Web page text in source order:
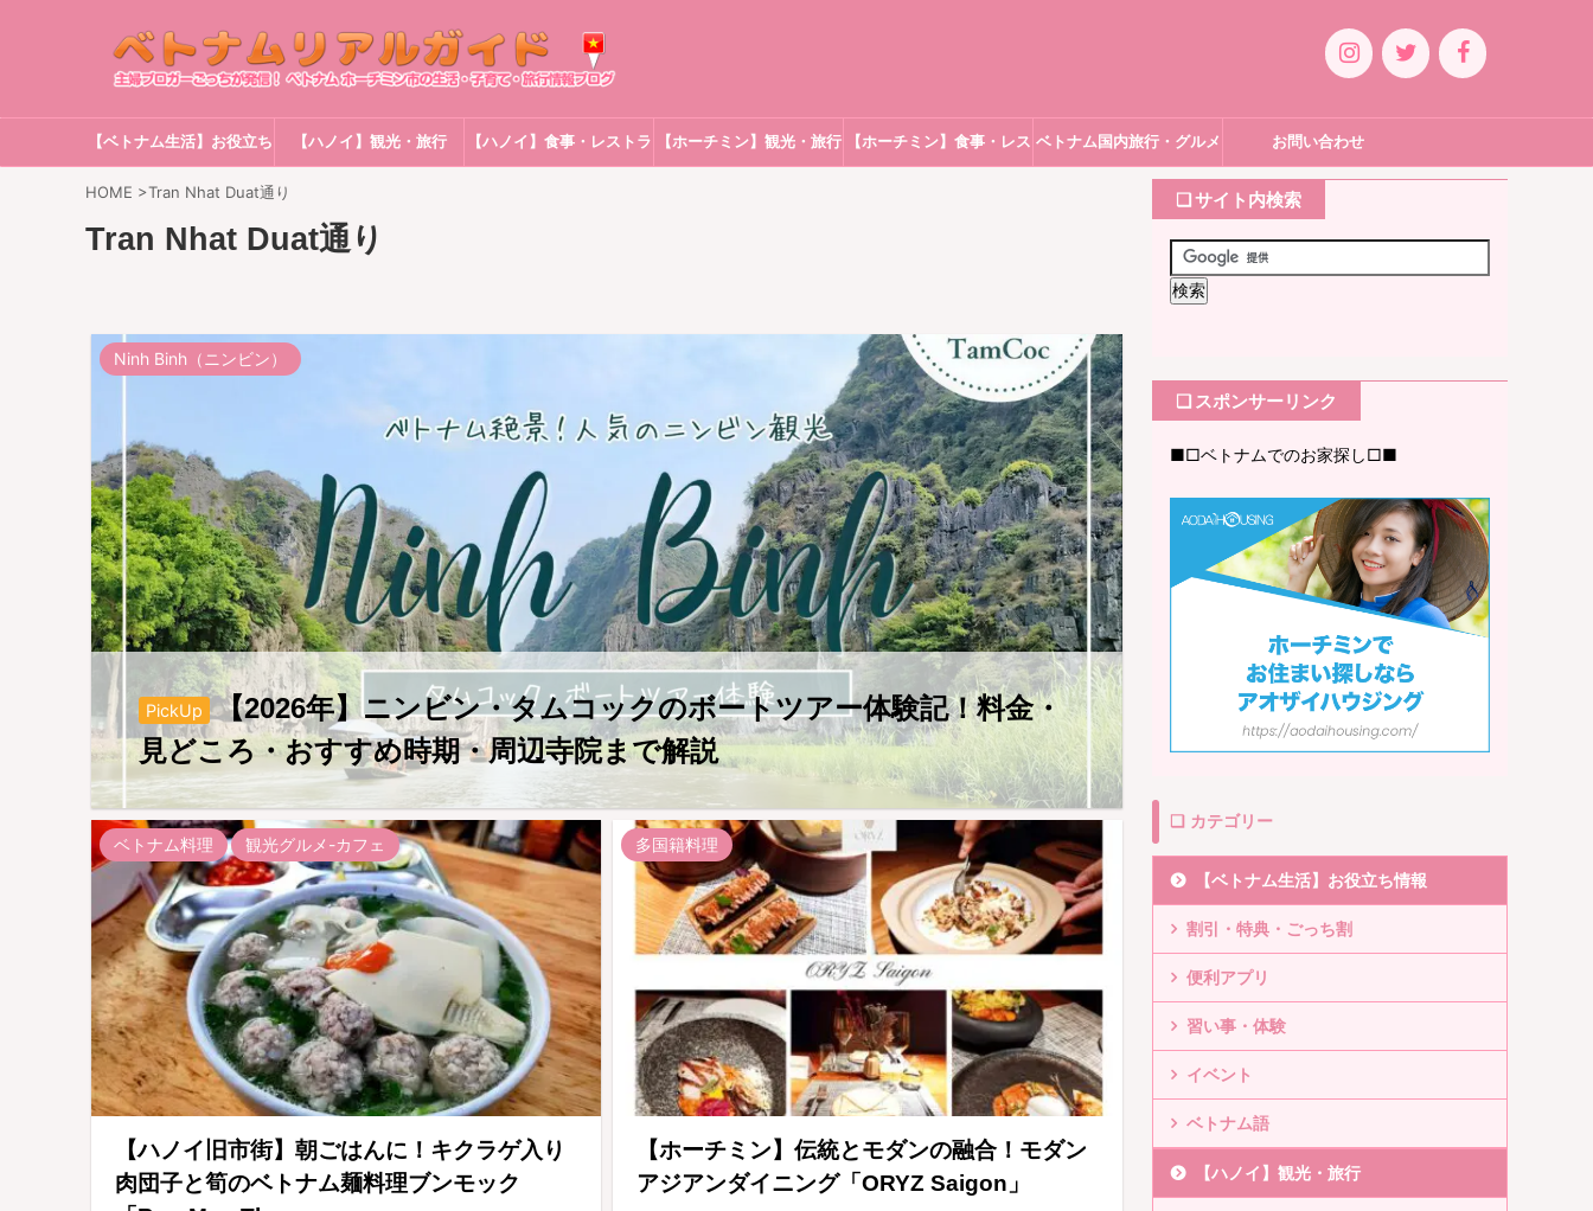
【ベトナム生活】お役立ち
情報
【ハノイ】観光・旅行 【ハノイ】食事・レストラ 【ホーチミン】観光・旅行 【ホーチミン】食事・レス ベトナム国内旅行・グルメ お問い合わせ
HOME >Tran Nhat Duat通り
Tran Nhat Duat通り
Ninh Binh（ニンビン）
PickUp
【2026年】ニンビン・タムコックのボートツアー体験記！料金・
見どころ・おすすめ時期・周辺寺院まで解説
ベトナム料理 観光グルメ-カフェ
【ハノイ旧市街】朝ごはんに！キクラゲ入り
肉団子と筍のベトナム麺料理ブンモック
多国籍料理
【ホーチミン】伝統とモダンの融合！モダン
アジアンダイニング「ORYZ Saigon」
❏ サイト内検索
❏ スポンサーリンク
■□ベトナムでのお家探し□■
❏ カテゴリー
【ベトナム生活】お役立ち情報
割引・特典・ごっち割
便利アプリ
習い事・体験
イベント
ベトナム語
【ハノイ】観光・旅行